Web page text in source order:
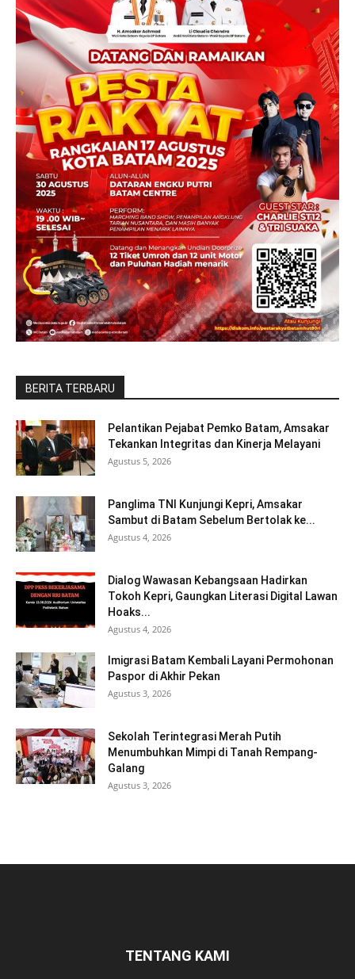
BERITA TERBARU
Pelantikan Pejabat Pemko Batam, Amsakar
Tekankan Integritas dan Kinerja Melayani
Agustus 5, 2026
Panglima TNI Kunjungi Kepri, Amsakar
Sambut di Batam Sebelum Bertolak ke...
Agustus 4, 2026
Dialog Wawasan Kebangsaan Hadirkan
Tokoh Kepri, Gaungkan Literasi Digital Lawan
Hoaks...
Agustus 4, 2026
Imigrasi Batam Kembali Layani Permohonan
Paspor di Akhir Pekan
Agustus 3, 2026
Sekolah Terintegrasi Merah Putih
Menumbuhkan Mimpi di Tanah Rempang-
Galang
Agustus 3, 2026
TENTANG KAMI